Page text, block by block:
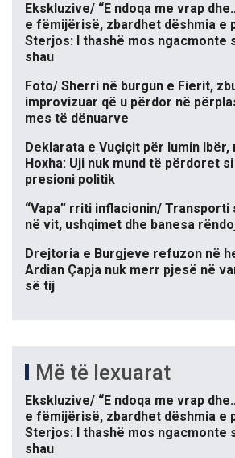
Ekskluzive/ “E ndoqa me vrap
e fëmijërisë, zbardhet dëshmia e
Sterjos: I thashë mos ngacmonte
shau
Foto/ Sherri në burgun e Fierit,
improvizuar që u përdor në
mes të dënuarve
Deklarata e Vuçiçit për lumin
Hoxha: Uji nuk mund të përdoret
presioni politik
“Vapa” rriti inflacionin/ Transporti
në vit, ushqimet dhe banesa
Drejtoria e Burgjeve refuzon në
Ardian Çapja nuk merr pjesë në
së tij
Më të lexuarat
Ekskluzive/ “E ndoqa me vrap
e fëmijërisë, zbardhet dëshmia e
Sterjos: I thashë mos ngacmonte
shau